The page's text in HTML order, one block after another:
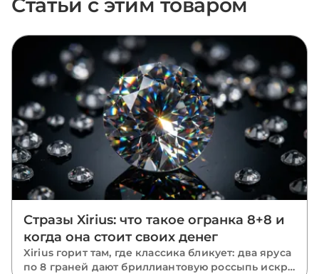
Статьи с этим товаром
Стразы Xirius: что такое огранка 8+8 и
когда она стоит своих денег
Xirius горит там, где классика бликует: два яруса
по 8 граней дают бриллиантовую россыпь искр.